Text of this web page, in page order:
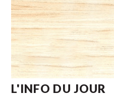
L'INFO DU JOUR